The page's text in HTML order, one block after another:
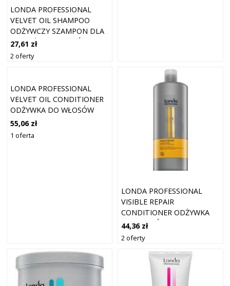
LONDA PROFESSIONAL
VELVET OIL SHAMPOO
ODŻYWCZY SZAMPON DLA
NAWILŻENIA WŁOSÓW 250
ML
27,61 zł
2 oferty
LONDA PROFESSIONAL
VELVET OIL CONDITIONER
ODŻYWKA DO WŁOSÓW
GRUBYCH I TRUDNYCH DO
UŁOŻENIA 1000 ML
55,06 zł
1 oferta
LONDA PROFESSIONAL
VISIBLE REPAIR
CONDITIONER ODŻYWKA
DO WŁOSÓW SUCHYCH I
ZNISZCZONYCH 1000 ML
44,36 zł
2 oferty